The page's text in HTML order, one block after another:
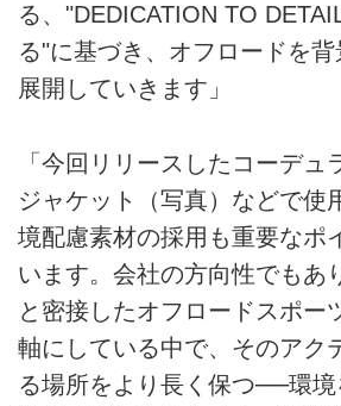
る、"DEDICATION TO
る"に基づき、オフロードを
展開していきます」
「今回リリースしたコーデュ
ジャケット（写真）などで使
境配慮素材の採用も重要なポ
います。会社の方向性でもあ
と密接したオフロードスポー
軸にしている中で、そのアク
る場所をより長く保つ──環